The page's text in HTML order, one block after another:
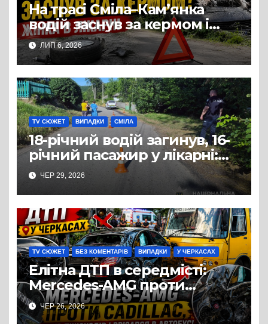
На трасі Сміла–Кам’янка
водій заснув за кермом і
спричинив ДТП:
постраждала жінка
ЛИП 6, 2026
TV СЮЖЕТ ВИПАДКИ СМІЛА
18-річний водій загинув, 16-
річний пасажир у лікарні:
ДТП з квадроциклом на
Смілянщині
ЧЕР 29, 2026
TV СЮЖЕТ БЕЗ КОМЕНТАРІВ ВИПАДКИ У ЧЕРКАСАХ
Елітна ДТП в середмісті:
Mercedes-AMG проти
Cadillac та маршрутки. Є
постраждалі, у тому числі
ЧЕР 26, 2026